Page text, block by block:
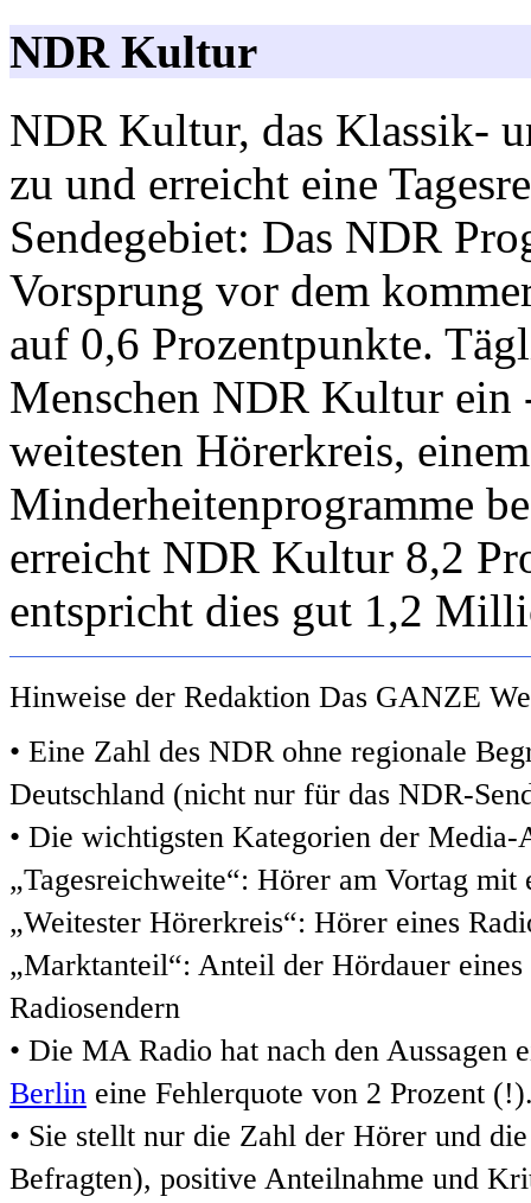
NDR Kultur
NDR Kultur, das Klassik-
zu und erreicht eine
Sendegebiet: Das NDR
Vorsprung vor dem
auf 0,6 Prozentpunkte.
Menschen NDR Kultur ein
weitesten Hörerkreis,
Minderheitenprogramme
erreicht NDR Kultur 8,2
entspricht dies gut 1,2
Hinweise der Redaktion Das GANZE
• Eine Zahl des NDR ohne regionale
Deutschland (nicht nur für das NDR-
• Die wichtigsten Kategorien der Media-
„Tagesreichweite“: Hörer am Vortag
„Weitester Hörerkreis“: Hörer eines
„Marktanteil“: Anteil der Hördauer
Radiosendern
• Die MA Radio hat nach den Aussagen
Berlin eine Fehlerquote von 2 Prozent
• Sie stellt nur die Zahl der Hörer und
Befragten), positive Anteilnahme und